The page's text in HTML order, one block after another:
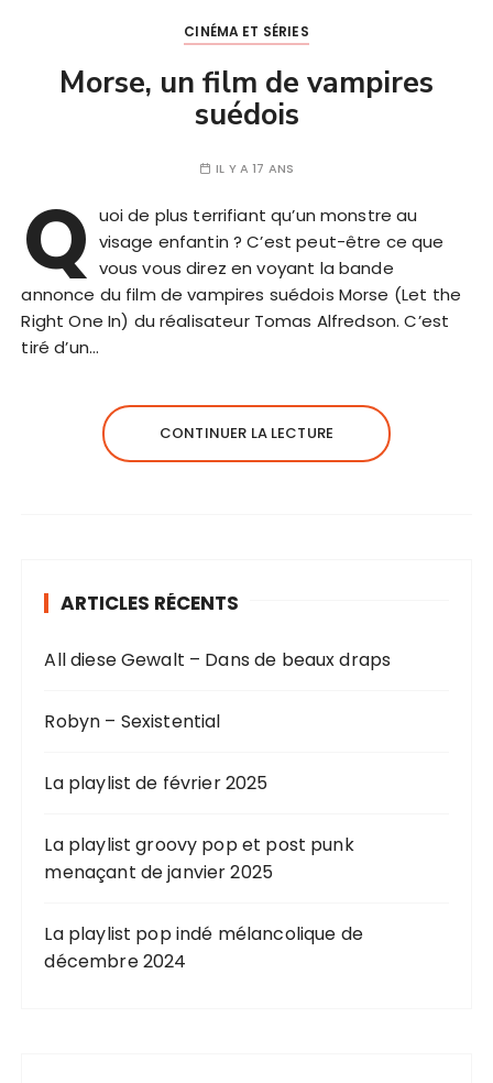
CINÉMA ET SÉRIES
Morse, un film de vampires
suédois
IL Y A 17 ANS
Q uoi de plus terrifiant qu’un monstre au
visage enfantin ? C’est peut-être ce que
vous vous direz en voyant la bande
annonce du film de vampires suédois Morse (Let the
Right One In) du réalisateur Tomas Alfredson. C’est
tiré d’un…
CONTINUER LA LECTURE
ARTICLES RÉCENTS
All diese Gewalt – Dans de beaux draps
Robyn – Sexistential
La playlist de février 2025
La playlist groovy pop et post punk
menaçant de janvier 2025
La playlist pop indé mélancolique de
décembre 2024